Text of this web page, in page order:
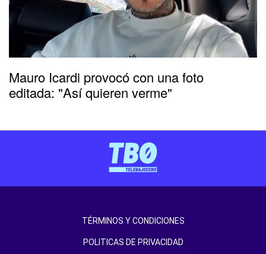
Mauro Icardi provocó con una foto
editada: "Así quieren verme"
TÉRMINOS Y CONDICIONES
POLITICAS DE PRIVACIDAD